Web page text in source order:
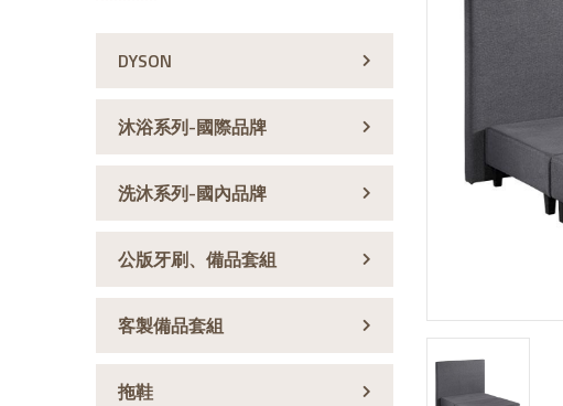
DYSON
沐浴系列-國際品牌
洗沐系列-國內品牌
公版牙刷、備品套組
客製備品套組
拖鞋